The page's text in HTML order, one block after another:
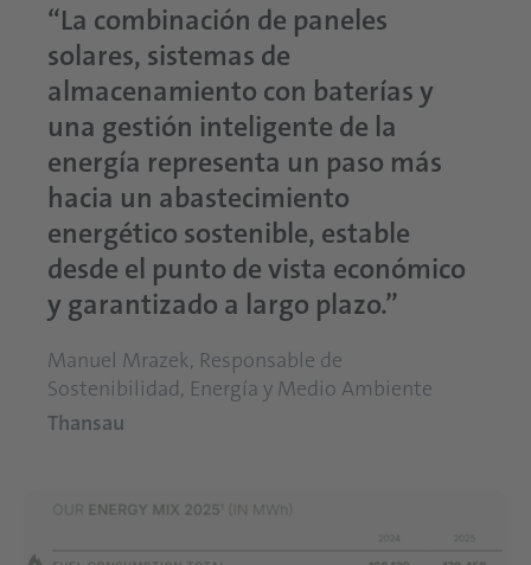
“La combinación de paneles
solares, sistemas de
almacenamiento con baterías y
una gestión inteligente de la
energía representa un paso más
hacia un abastecimiento
energético sostenible, estable
desde el punto de vista económico
y garantizado a largo plazo.”
Manuel Mrazek, Responsable de
Sostenibilidad, Energía y Medio Ambiente
Thansau